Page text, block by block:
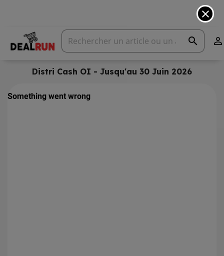
search 
close
Distri Cash OI - Jusqu'au 30 Juin 2026